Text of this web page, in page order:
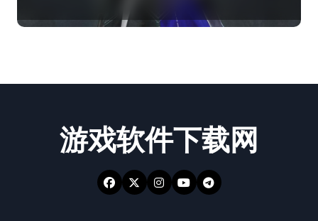
游戏软件下载网